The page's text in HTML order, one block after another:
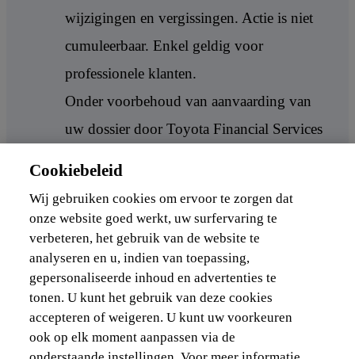
wijzigingen en vergissingen. Actie is niet
cumuleerbaar. Enkel geldig voor
professionele klanten.
Onder voorbehoud van aanvaarding van
uw dossier door Toyota Financial Services
RPR: Brussel. BCE: 0756.463.210, IBAN:
BE16 3632 0464 4374. Onderneming
toegelaten door de FSMA. Uw Lexus
verdeler treedt op als agent in nevenfunctie
voor Toyota Financial Services Belgium
NV.
Cookiebeleid
Wij gebruiken cookies om ervoor te zorgen dat
onze website goed werkt, uw surfervaring te
verbeteren, het gebruik van de website te
analyseren en u, indien van toepassing,
gepersonaliseerde inhoud en advertenties te
tonen. U kunt het gebruik van deze cookies
accepteren of weigeren. U kunt uw voorkeuren
ook op elk moment aanpassen via de